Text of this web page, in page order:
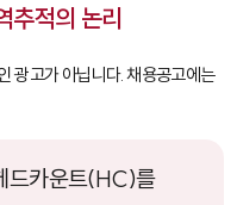
추적의 논리
광고가 아닙니다. 채용공고에는
드카운트(HC)를